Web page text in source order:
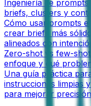
Ingeniería de
briefs, clusters y
Cómo usar prompts
crear briefs más
alineados con
Zero-shot vs few-
enfoque y qué
Una guía práctica
instrucciones limpias
para mejorar